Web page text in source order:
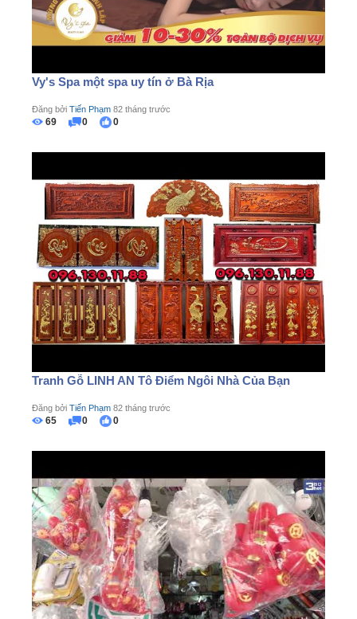
Vy's Spa một spa uy tín ở Bà Rịa
Đăng bởi Tiến Phạm 82 tháng trước
69 0 0
Tranh Gỗ LINH AN Tô Điểm Ngôi Nhà Của Bạn
Đăng bởi Tiến Phạm 82 tháng trước
65 0 0